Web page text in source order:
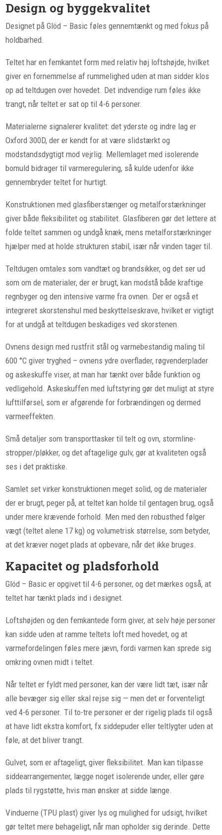
Design og byggekvalitet
Designet på Glöd – Basic føles gennemtænkt og med fokus på
holdbarhed.
Teltet har en femkantet form med relativ høj loftshøjde, hvilket
giver en fornemmelse af rummelighed uden at man sidder klos
op ad teltdugen over hovedet. Det indvendige rum føles ikke
trangt, når teltet er sat op til 4-6 personer.
Materialerne signalerer kvalitet: det yderste og indre lag er
Oxford 300D, der er kendt for at være slidstærkt og
modstandsdygtigt mod vejrlig. Mellemlaget med isolerende
bomuld bidrager til varmeregulering, så kulde udenfor ikke
gennembryder teltet for hurtigt.
Konstruktionen med glasfiberstænger og metalforstærkninger
giver både fleksibilitet og stabilitet. Glasfiberen gør det lettere at
folde teltet sammen og undgå knæk, mens metalforstærkninger
hjælper med at holde strukturen stabil, især når vinden tager til.
Teltdugen omtales som vandtæt og brandsikker, og det ser ud
som om de materialer, der er brugt, kan modstå både kraftige
regnbyger og den intensive varme fra ovnen. Der er også et
integreret skorstenshul med beskyttelseskrave, hvilket er vigtigt
for at undgå at teltdugen beskadiges ved skorstenen.
Ovnens design med rustfrit stål og varmebestandig maling til
600 °C giver tryghed – ovnens ydre overflader, røgvenderplader
og askeskuffe viser, at man har tænkt over både funktion og
vedligehold. Askeskuffen med luftstyring gør det muligt at styre
lufttilførsel, som er afgørende for forbrændingen og dermed
varmeeffekten.
Små detaljer som transporttasker til telt og ovn, stormline-
stropper/pløkker, og det aftagelige gulv, gør at kvaliteten også
ses i det praktiske.
Samlet set virker konstruktionen meget solid, og de materialer
der er brugt, peger på, at teltet kan holde til gentagen brug, også
under mere krævende forhold. Men med den robusthed følger
vægt (teltet alene 17 kg) og volumetrisk størrelse, som betyder,
at det kræver noget plads at opbevare, når det ikke bruges.
Kapacitet og pladsforhold
Glöd – Basic er opgivet til 4-6 personer, og det mærkes også, at
teltet har tænkt plads ind i designet.
Loftshøjden og den femkantede form giver, at selv høje personer
kan sidde uden at ramme teltets loft med hovedet, og at
varmefordelingen føles mere jævn, fordi varmen kan sprede sig
omkring ovnen midt i teltet.
Når teltet er fyldt med personer, kan der være lidt tæt, især når
alle bevæger sig eller skal rejse sig — men det er forventeligt
ved 4-6 personer. Til to-tre personer er der rigelig plads til også
at have lidt ekstra komfort, fx siddepuder eller teltlygter uden at
føle, at det bliver trangt.
Gulvet, som er aftageligt, giver fleksibilitet. Man kan tilpasse
siddearrangementer, lægge noget isolerende under, eller gøre
plads til rygstøtte, hvis man ønsker at sidde længe.
Vinduerne (TPU plast) giver lys og mulighed for udsigt, hvilket
gør teltet mere behageligt, når man opholder sig derinde. Dette